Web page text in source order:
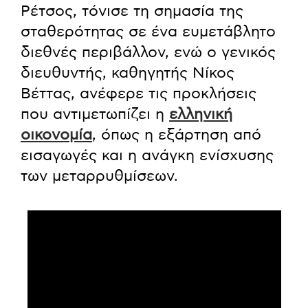
Ρέτσος, τόνισε τη σημασία της
σταθερότητας σε ένα ευμετάβλητο
διεθνές περιβάλλον, ενώ ο γενικός
διευθυντής, καθηγητής Νίκος
Βέττας, ανέφερε τις προκλήσεις
που αντιμετωπίζει η ελληνική
οικονομία, όπως η εξάρτηση από
εισαγωγές και η ανάγκη ενίσχυσης
των μεταρρυθμίσεων.